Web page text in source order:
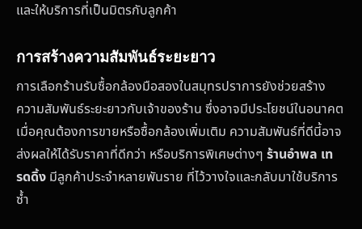
และให้บริการที่เป็นมิตรกับลูกค้า
การสร้างความสัมพันธ์ระยะยาว
การเลือกร้านรับซื้อกล้องมือสองในสมุทรปราการยังช่วยสร้าง
ความสัมพันธ์ระยะยาวกับเจ้าของร้าน ซึ่งอาจมีประโยชน์ในอนาคต
เมื่อคุณต้องการขายหรือซื้อกล้องเพิ่มเติม ความสัมพันธ์ที่ดีนี้อาจ
ส่งผลให้ได้รับราคาที่ดีกว่า หรือบริการพิเศษต่างๆ ร้านอำพล เท
รดดิ้ง มีลูกค้าประจำหลายพันราย ที่ไว้วางใจและกลับมาใช้บริการ
ซ้ำ